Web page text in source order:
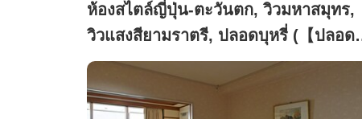
ห้องสไตล์ญี่ปุ่น-ตะวันตก, วิวมหาสมุทร,
วิวแสงสียามราตรี, ปลอดบุหรี่ (【ปลอด
บุหรี่】ห้องสไตล์ญี่ปุ่นและตะวันตก (ห้อง
เสื่อทาทามิ 6 เสื่อ + ห้องแบบทวิน))